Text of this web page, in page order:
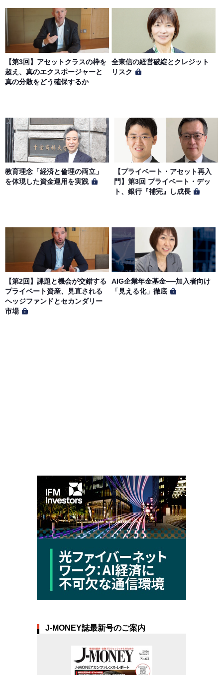
【第3回】アセットクラスの枠を
超え、真のエクスポージャーと
真の分散をどう確保するか
全東信の経営破綻とクレジット
リスク
教育理念「経済と倫理の両立」
を体現した資金運用を実践
【プライベート・アセット再入
門】第3回 プライベート・デッ
ト、銀行『補完』し成長
【第2回】課題と機会が交錯する
プライベート資産、見直される
ヘッジファンドとセカンダリー
市場
AIG企業年金基金──加入者向け
「見える化」徹底
J-MONEY誌最新号のご案内